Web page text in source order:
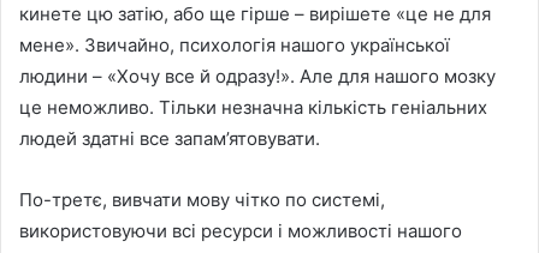
кинете цю затію, або ще гірше – вирішете «це не для
мене». Звичайно, психологія нашого української
людини – «Хочу все й одразу!». Але для нашого мозку
це неможливо. Тільки незначна кількість геніальних
людей здатні все запам’ятовувати.
По-третє, вивчати мову чітко по системі,
використовуючи всі ресурси і можливості нашого